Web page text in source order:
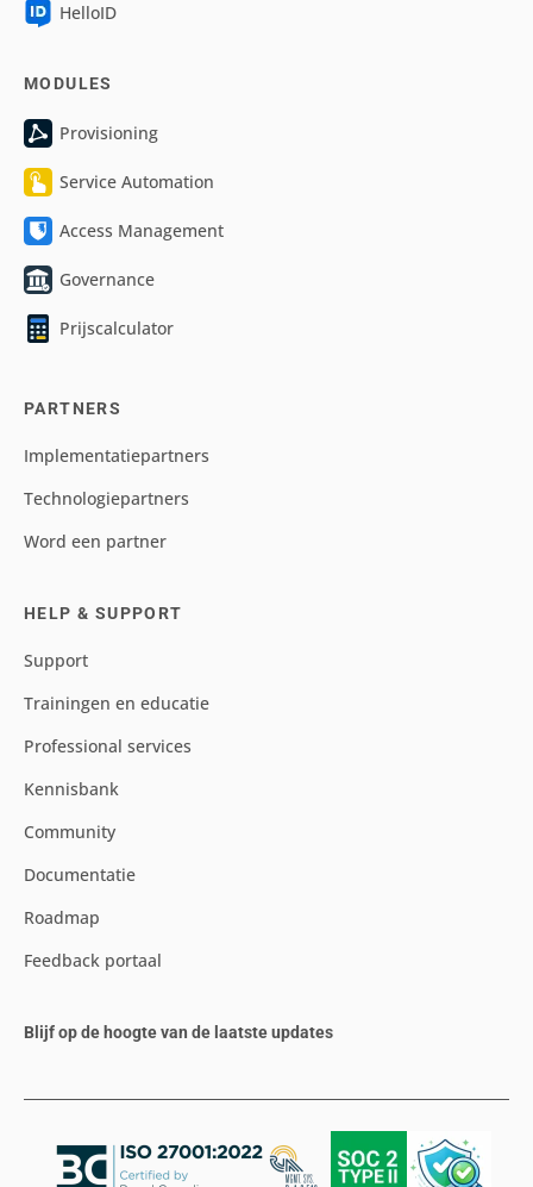
HelloID
MODULES
Provisioning
Service Automation
Access Management
Governance
Prijscalculator
PARTNERS
Implementatiepartners
Technologiepartners
Word een partner
HELP & SUPPORT
Support
Trainingen en educatie
Professional services
Kennisbank
Community
Documentatie
Roadmap
Feedback portaal
Blijf op de hoogte van de laatste updates